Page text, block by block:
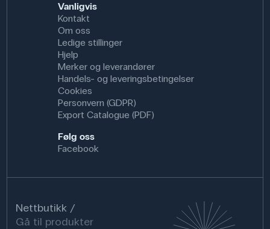
Vanligvis
Kontakt
Om oss
Ledige stillinger
Hjelp
Merker og leverandører
Handels- og leveringsbetingelser
Cookies
Personvern (GDPR)
Export Catalogue (PDF)
Følg oss
Facebook
Nettbutikk
Gå til produkter